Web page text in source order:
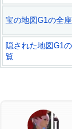
宝の地図G1の全
隠された地図G1
覧